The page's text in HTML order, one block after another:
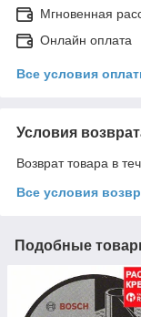
Мгновенная
Онлайн оплата
Все условия
Условия
Возврат товара в
Все условия
Подобные